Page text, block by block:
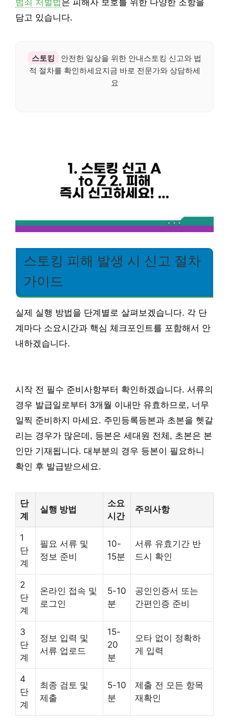
범죄 처벌법은 피해자 보호를 위한 다양한 조항을
담고 있습니다.
스토킹
안전한 일상을 위한 안내스토킹 신고와 법
적 절차를 확인하세요지금 바로 전문가와 상담하세
요
스토킹 피해 발생 시 신고 절차
가이드
실제 실행 방법을 단계별로 살펴보겠습니다. 각 단
계마다 소요시간과 핵심 체크포인트를 포함해서 안
내하겠습니다.
시작 전 필수 준비사항부터 확인하겠습니다. 서류의
경우 발급일로부터 3개월 이내만 유효하므로, 너무
일찍 준비하지 마세요. 주민등록등본과 초본을 헷갈
리는 경우가 많은데, 등본은 세대원 전체, 초본은 본
인만 기재됩니다. 대부분의 경우 등본이 필요하니
확인 후 발급받으세요.
단
계
실행 방법
소요
시간
주의사항
1
단
계
필요 서류 및
정보 준비
10-
15분
서류 유효기간 반
드시 확인
2
단
계
온라인 접속 및
로그인
5-10
분
공인인증서 또는
간편인증 준비
3
단
계
정보 입력 및
서류 업로드
15-
20
분
오타 없이 정확하
게 입력
4
단
계
최종 검토 및
제출
5-10
분
제출 전 모든 항목
재확인